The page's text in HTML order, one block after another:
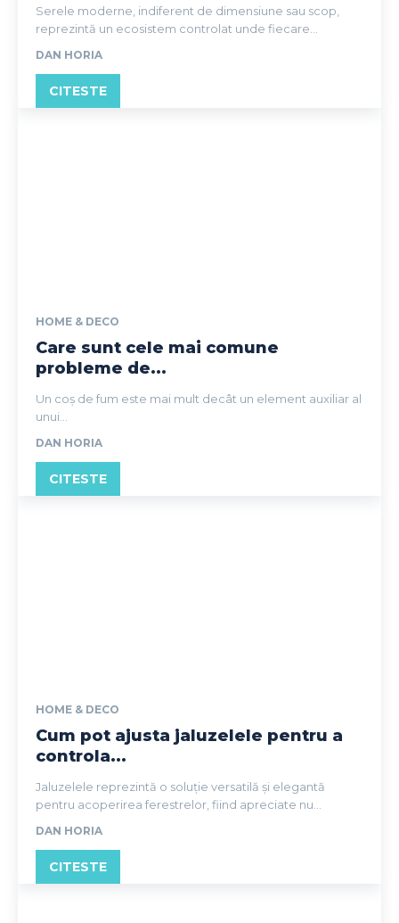
Serele moderne, indiferent de dimensiune sau scop,
reprezintă un ecosistem controlat unde fiecare...
DAN HORIA
CITESTE
HOME & DECO
Care sunt cele mai comune
probleme de...
Un coș de fum este mai mult decât un element auxiliar al
unui...
DAN HORIA
CITESTE
HOME & DECO
Cum pot ajusta jaluzelele pentru a
controla...
Jaluzelele reprezintă o soluție versatilă și elegantă
pentru acoperirea ferestrelor, fiind apreciate nu...
DAN HORIA
CITESTE